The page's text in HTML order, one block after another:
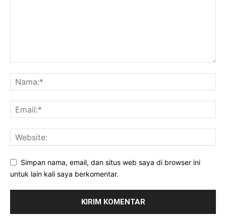
Simpan nama, email, dan situs web saya di browser ini
untuk lain kali saya berkomentar.